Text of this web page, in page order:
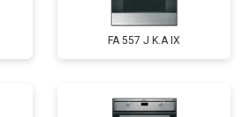
FA 557 J K.A IX